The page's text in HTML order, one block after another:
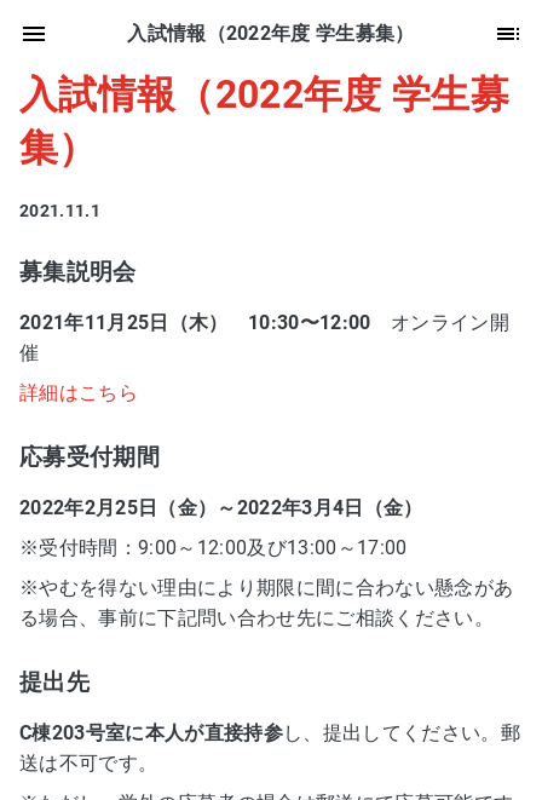
入試情報（2022年度 学生募集）
入試情報（2022年度 学生募
集）
2021.11.1
募集説明会
2021年11月25日（木） 10:30〜12:00 オンライン開
催
詳細はこちら
応募受付期間
2022年2月25日（金）～2022年3月4日（金）
※受付時間：9:00～12:00及び13:00～17:00
※やむを得ない理由により期限に間に合わない懸念があ
る場合、事前に下記問い合わせ先にご相談ください。
提出先
C棟203号室に本人が直接持参し、提出してください。郵
送は不可です。